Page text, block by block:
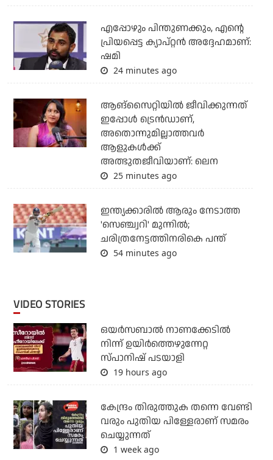
എപ്പോഴും പിന്തുണക്കും, എന്റെ
പ്രിയപ്പെട്ട ക്യാപ്റ്റന്‍ അദ്ദേഹമാണ്:
ഷമി
24 minutes ago
ആങ്സൈറ്റിയിൽ ജീവിക്കുന്നത്
ഇപ്പോൾ ട്രെൻഡാണ്,
അതൊന്നുമില്ലാത്തവർ
ആളുകൾക്ക്
അത്ഭുതജീവിയാണ്: ലെന
25 minutes ago
ഇന്ത്യക്കാരില്‍ ആരും നേടാത്ത
'സെഞ്ച്വറി' മുന്നില്‍;
ചരിത്രനേട്ടത്തിനരികെ പന്ത്
54 minutes ago
VIDEO STORIES
ഒയര്‍സബാൽ നാണക്കേടിൽ
നിന്ന് ഉയിർത്തെഴുന്നേറ്റ
സ്പാനിഷ് പടയാളി
19 hours ago
കേന്ദ്രം തിരുത്തുക തന്നെ വേണ്ടി
വരും പുതിയ പിള്ളേരാണ് സമരം
ചെയ്യുന്നത്
1 week ago